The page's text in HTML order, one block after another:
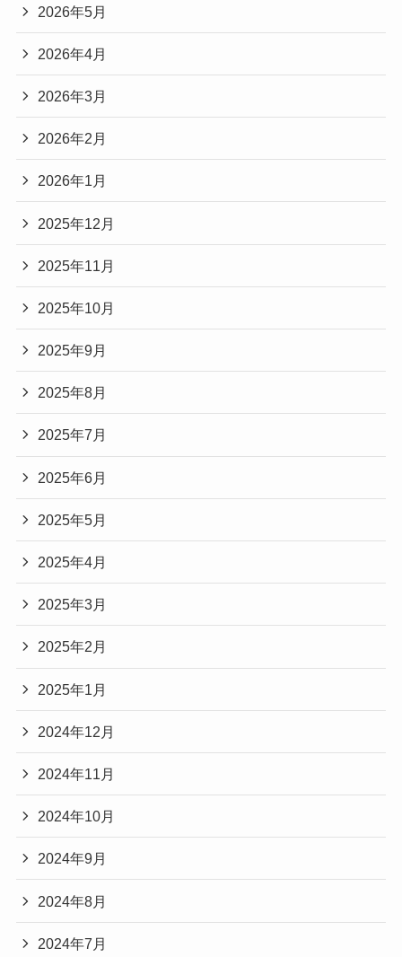
2026年5月
2026年4月
2026年3月
2026年2月
2026年1月
2025年12月
2025年11月
2025年10月
2025年9月
2025年8月
2025年7月
2025年6月
2025年5月
2025年4月
2025年3月
2025年2月
2025年1月
2024年12月
2024年11月
2024年10月
2024年9月
2024年8月
2024年7月